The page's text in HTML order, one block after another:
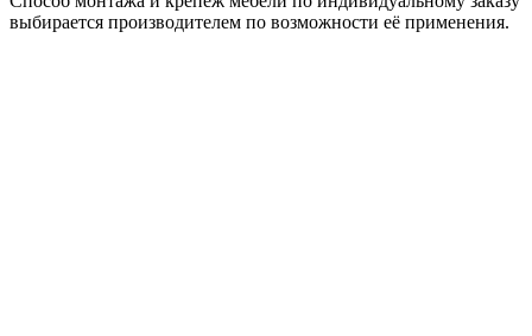
выбирается производителем по возможности её применения.